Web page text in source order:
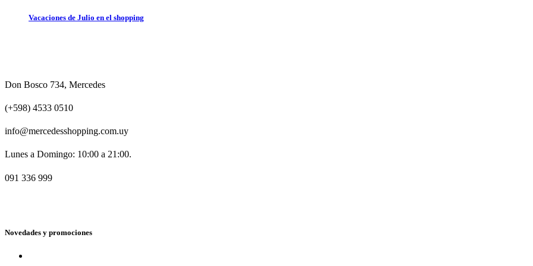
Vacaciones de Julio en el shopping
Don Bosco 734, Mercedes
(+598) 4533 0510
info@mercedesshopping.com.uy
Lunes a Domingo: 10:00 a 21:00.
091 336 999
Novedades y promociones